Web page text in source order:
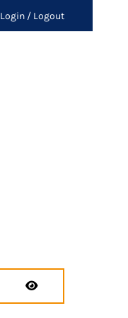
Login / Logout